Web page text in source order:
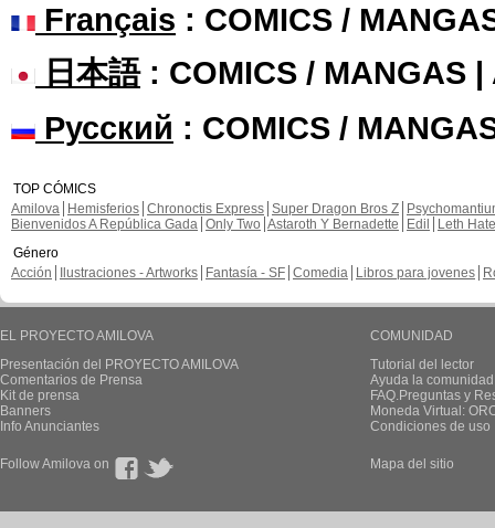
Français : COMICS /
日本語: COMICS / MANGAS |
Русский : COMICS /
TOP CÓMICS
Amilova
Hemisferios Chronoctis Express Super Dragon Bros Z
Bienvenidos A República Gada Only Two Astaroth Y Bernadette Edil
Leth Hate
Género
Acción
Ilustraciones - Artworks Fantasía - SF Comedia Libros para jovenes
EL PROYECTO AMILOVA
Presentación del PROYECTO AMILOVA
Comentarios de Prensa
Kit de prensa
Banners
Info Anunciantes
COMUNIDAD
Tutorial del lector
Ayuda la
FAQ.Preguntas y
Moneda Virtual:
Condiciones de uso
Follow Amilova on Mapa del sitio